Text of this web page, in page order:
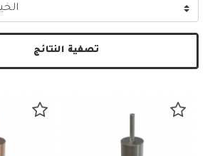
تصفية النتائج